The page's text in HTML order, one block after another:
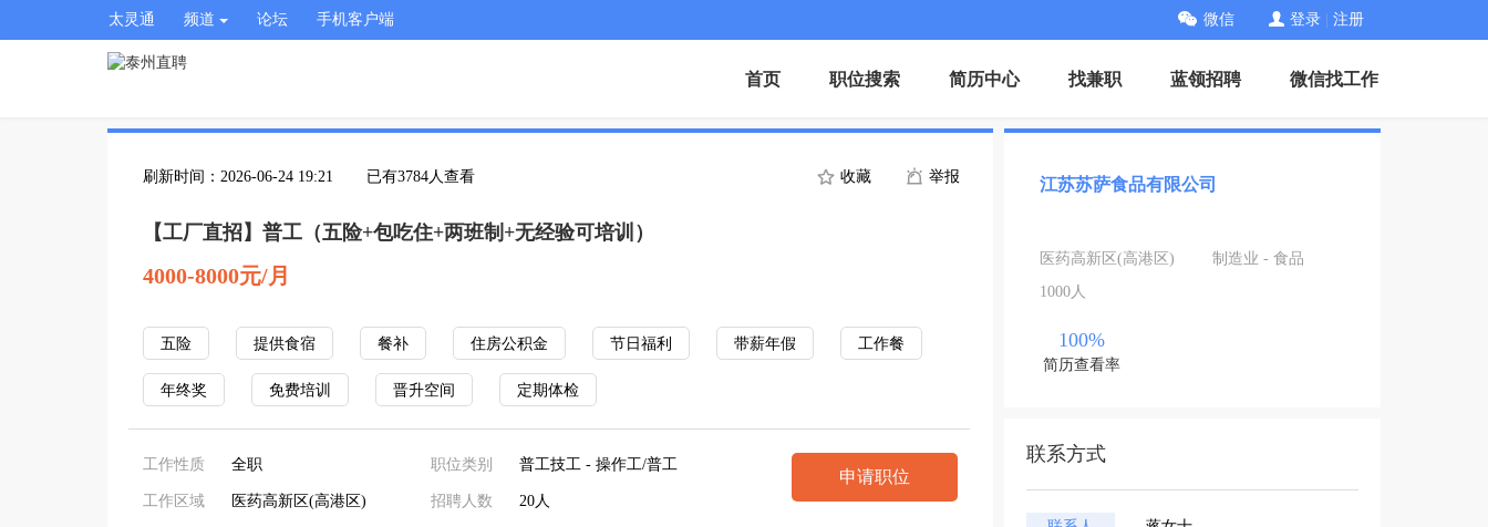
太灵通 频道 论坛 手机客户端 微信 登录 注册
首页 职位搜索 简历中心 找兼职 蓝领招聘 微信找工作
刷新时间：2026-06-24 19:21 已有3784人查看 收藏 举报
【工厂直招】普工（五险+包吃住+两班制+无经验可培训）
4000-8000元/月
五险 提供食宿 餐补 住房公积金 节日福利 带薪年假 工作餐
年终奖 免费培训 晋升空间 定期体检
工作性质 全职
工作区域 医药高新区(高港区)
职位类别 普工技工 - 操作工/普工
招聘人数 20人
申请职位
江苏苏萨食品有限公司
医药高新区(高港区)
制造业 - 食品
1000人
100%
简历查看率
联系方式